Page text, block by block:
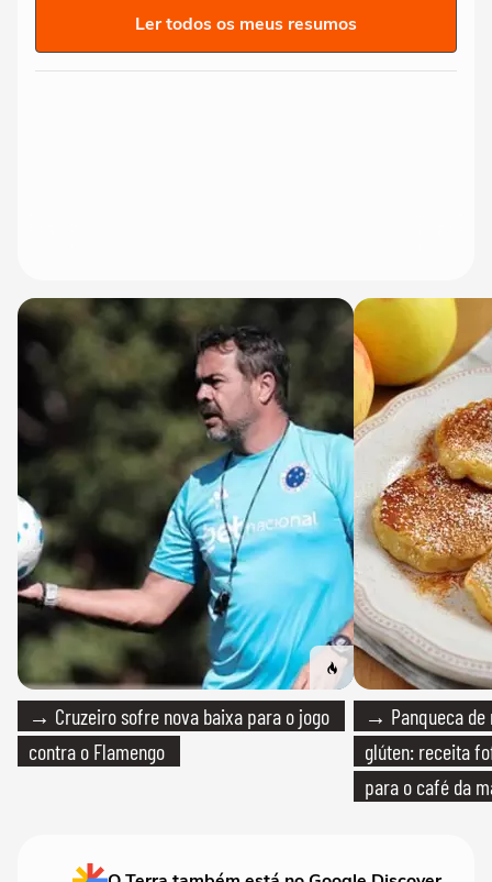
Ler todos os meus resumos
→ Cruzeiro sofre nova baixa para o jogo
contra o Flamengo
→ Panqueca de
glúten: receita
para o café da